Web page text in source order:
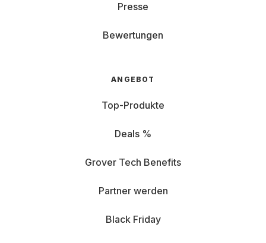
Presse
Bewertungen
ANGEBOT
Top-Produkte
Deals %
Grover Tech Benefits
Partner werden
Black Friday